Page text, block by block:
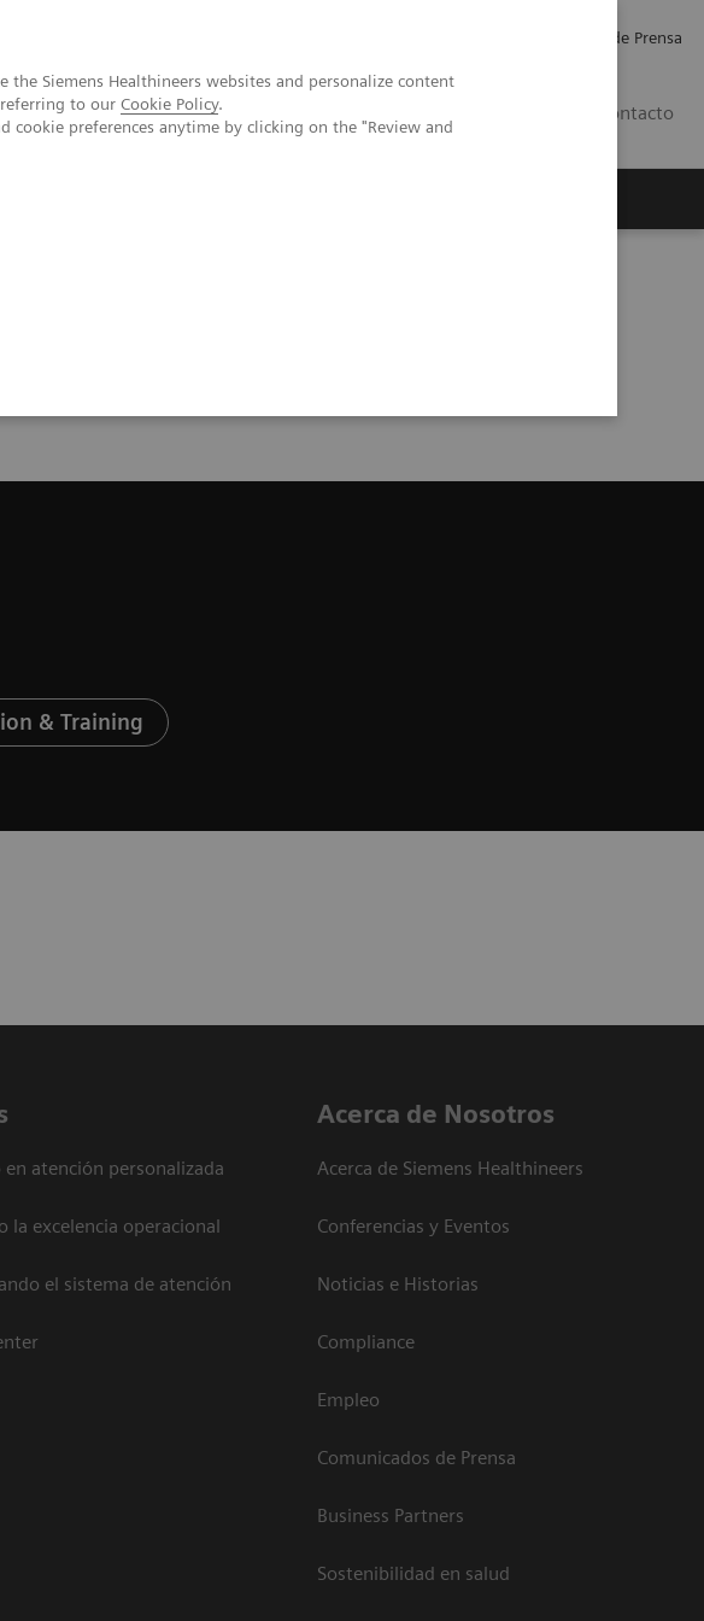
Siemens Healthineers websites and personalize content
to our Cookie Policy.
preferences anytime by clicking on the "Review and
Comunicados de Prensa
Contacto
& Training
atención personalizada
la excelencia operacional
el sistema de atención
Acerca de Nosotros
Acerca de Siemens Healthineers
Conferencias y Eventos
Noticias e Historias
Compliance
Empleo
Comunicados de Prensa
Business Partners
Sostenibilidad en salud